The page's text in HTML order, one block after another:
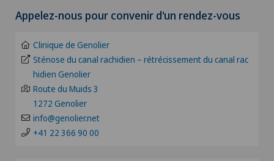
Alter G
Andrologie
Anesthésiologie
Clinique de Montchoisi
Clinique de Valère
Clinique Générale Ste-Anne
Clinique Générale-Beaulieu
BE
BS
FR
Appelez-nous pour convenir d'un rendez-vous
Clinique de Genolier
Sténose du canal rachidien – rétrécissement du canal rac
hidien Genolier
Route du Muids 3
1272 Genolier
info@genolier.net
+41 22 366 90 00